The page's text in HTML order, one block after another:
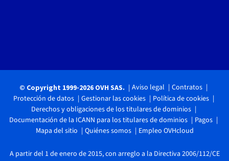
© Copyright 1999-2026 OVH SAS. Aviso legal
Contratos
Protección de datos
Gestionar las cookies
Política de cookies
Derechos y obligaciones de los titulares de dominios
Documentación de la ICANN para los titulares de dominios
Pagos
Mapa del sitio
Quiénes somos Empleo OVHcloud
A partir del 1 de enero de 2015, con arreglo a la Directiva 2006/112/CE